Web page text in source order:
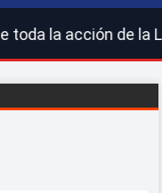
la acción de la